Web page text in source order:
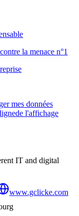
la menace n°1
mes données
de l'affichage
IT and digital
www.gclicke.com